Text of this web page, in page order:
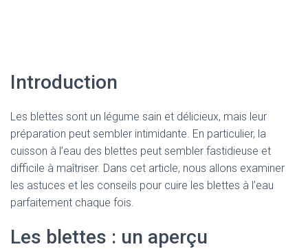
Introduction
Les blettes sont un légume sain et délicieux, mais leur
préparation peut sembler intimidante. En particulier, la
cuisson à l’eau des blettes peut sembler fastidieuse et
difficile à maîtriser. Dans cet article, nous allons examiner
les astuces et les conseils pour cuire les blettes à l’eau
parfaitement chaque fois.
Les blettes : un aperçu